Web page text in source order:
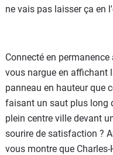
ne vais pas laisser ça en
Connecté en
vous nargue en affichant
panneau en hauteur que
faisant un saut plus long
plein centre ville devant
sourire de satisfaction ?
vous montre que